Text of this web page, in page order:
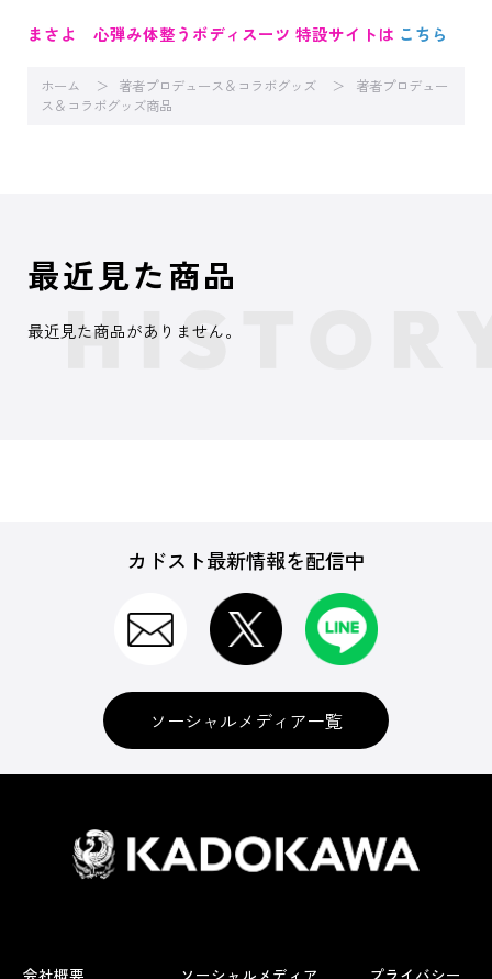
まさよ 心弾み体整うボディスーツ 特設サイトは こちら
ホーム 著者プロデュース＆コラボグッズ
著者プロデュー
ス＆コラボグッズ商品
最近見た商品
最近見た商品がありません。
カドスト最新情報を配信中
ソーシャルメディア一覧
会社概要 ソーシャルメディア プライバシー